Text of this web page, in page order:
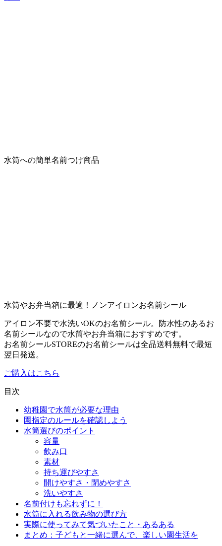
水筒への簡単名前つけ商品
水筒やお弁当箱に最適！ノンアイロンお名前シール
アイロン不要で水洗いOKのお名前シール。防水性のあるお
名前シールなので水筒やお弁当箱におすすめです。
お名前シールSTOREのお名前シールは全品送料無料で最短
翌日発送。
ご購入はこちら
目次
幼稚園で水筒が必要な理由
園指定のルールを確認しよう
水筒選びのポイント
容量
飲み口
素材
持ち運びやすさ
開けやすさ・閉めやすさ
洗いやすさ
名前付けも忘れずに！
水筒に入れる飲み物の選び方
実際に使ってみて気づいたこと・あるある
まとめ：子どもと一緒に選んで、楽しい園生活を